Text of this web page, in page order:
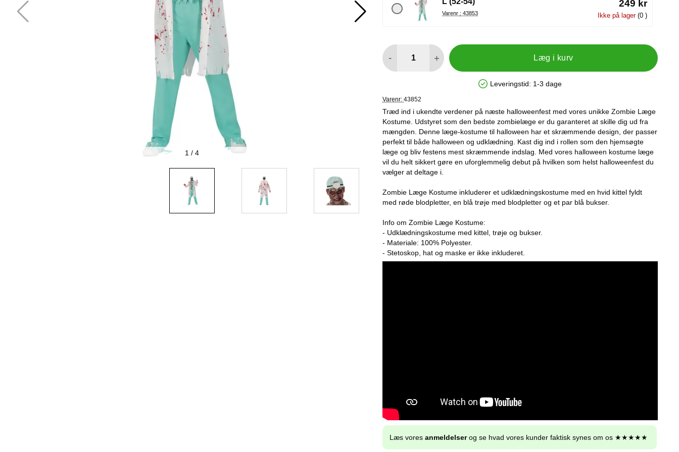
1 / 4
Varenr : 43853
249 kr
Ikke på lager(0 )
- + Læg i kurv
Produkttilgængelighed: På lager
Leveringstid: 1-3 dage
Varenr: 43852
Træd ind i ukendte verdener på næste halloweenfest med vores unikke Zombie Læge
Kostume. Udstyret som den bedste zombielæge er du garanteret at skille dig ud fra
mængden. Denne læge-kostume til halloween har et skræmmende design, der passer
perfekt til både halloween og udklædning. Kast dig ind i rollen som den hjemsøgte
læge og bliv festens mest skræmmende indslag. Med vores halloween kostume læge
vil du helt sikkert gøre en uforglemmelig debut på hvilken som helst halloweenfest du
vælger at deltage i.
Zombie Læge Kostume inkluderer et udklædningskostume med en hvid kittel fyldt
med røde blodpletter, en blå trøje med blodpletter og et par blå bukser.
Info om Zombie Læge Kostume:
- Udklædningskostume med kittel, trøje og bukser.
- Materiale: 100% Polyester.
- Stetoskop, hat og maske er ikke inkluderet.
Læs vores anmeldelserog se hvad vores kunder faktisk synes om os ★★★★★